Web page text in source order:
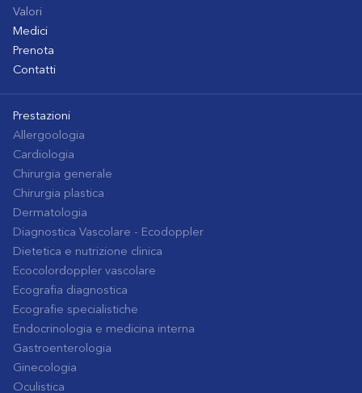
Valori
Medici
Prenota
Contatti
Prestazioni
Allergoologia
Cardiologia
Chirurgia generale
Chirurgia plastica
Dermatologia
Diagnostica Vascolare - Ecodoppler
Dietetica e nutrizione clinica
Ecocolordoppler vascolare
Ecografia diagnostica
Ecografie specialistiche
Endocrinologia e medicina interna
Gastroenterologia
Ginecologia
Oculistica